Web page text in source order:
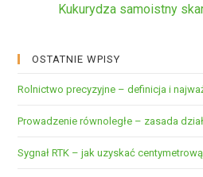
Kukurydza samoistny
OSTATNIE WPISY
Rolnictwo precyzyjne – definicja i
Prowadzenie równoległe – zasada
Sygnał RTK – jak uzyskać